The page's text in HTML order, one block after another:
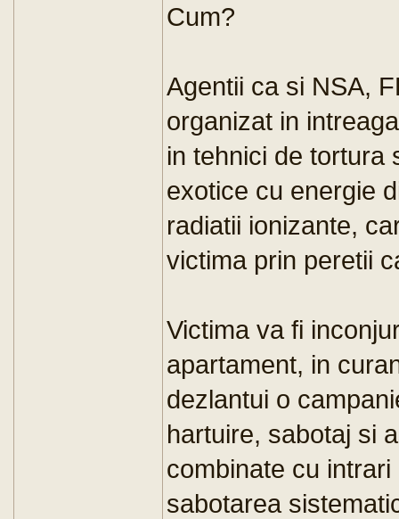
Cum?
Agentii ca si NSA,
organizat in
in tehnici de tortura
exotice cu energie
radiatii ionizante,
victima prin peretii
Victima va fi
apartament, in
dezlantui o
hartuire, sabotaj si
combinate cu
sabotarea